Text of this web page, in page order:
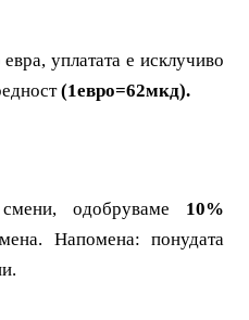
уплатата е исклучиво
(1евро=62мкд).
одобруваме 10%
Напомена: понудата